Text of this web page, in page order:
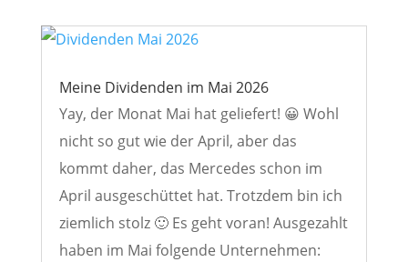
Meine Dividenden im Mai 2026
Yay, der Monat Mai hat geliefert! 😀 Wohl
nicht so gut wie der April, aber das
kommt daher, das Mercedes schon im
April ausgeschüttet hat. Trotzdem bin ich
ziemlich stolz 🙂 Es geht voran! Ausgezahlt
haben im Mai folgende Unternehmen: